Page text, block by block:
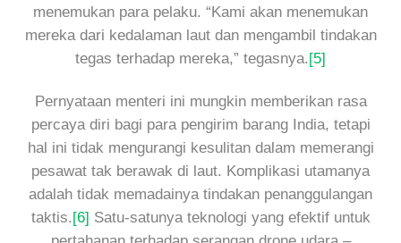
menemukan para pelaku. “Kami akan menemukan
mereka dari kedalaman laut dan mengambil tindakan
tegas terhadap mereka,” tegasnya. [5]
Pernyataan menteri ini mungkin memberikan rasa
percaya diri bagi para pengirim barang India, tetapi
hal ini tidak mengurangi kesulitan dalam memerangi
pesawat tak berawak di laut. Komplikasi utamanya
adalah tidak memadainya tindakan penanggulangan
taktis. [6] Satu-satunya teknologi yang efektif untuk